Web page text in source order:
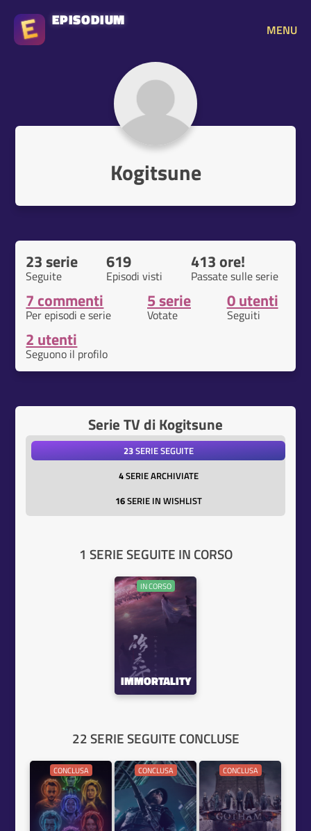
EPISODIUM
MENU
Kogitsune
23 serie
Seguite
619
Episodi visti
413 ore!
Passate sulle serie
7 commenti
Per episodi e serie
5 serie
Votate
0 utenti
Seguiti
2 utenti
Seguono il profilo
Serie TV di Kogitsune
23SERIE SEGUITE
4SERIE ARCHIVIATE
16SERIE IN WISHLIST
1 SERIE SEGUITE IN CORSO
IN CORSO
IMMORTALITY
22 SERIE SEGUITE CONCLUSE
CONCLUSA CONCLUSA CONCLUSA